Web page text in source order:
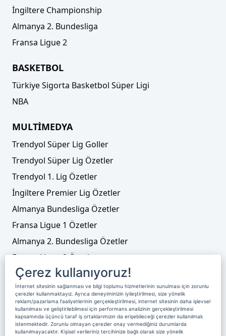
İngiltere Championship
Almanya 2. Bundesliga
Fransa Ligue 2
BASKETBOL
Türkiye Sigorta Basketbol Süper Ligi
NBA
MULTİMEDYA
Trendyol Süper Lig Goller
Trendyol Süper Lig Özetler
Trendyol 1. Lig Özetler
İngiltere Premier Lig Özetler
Almanya Bundesliga Özetler
Fransa Ligue 1 Özetler
Almanya 2. Bundesliga Özetler
Fransa Ligue 2 Özetler
Tenis
Video Liste
Foto Galeriler
Çerez kullanıyoruz!
İnternet sitesinin sağlanması ve bilgi toplumu hizmetlerinin sunulması için zorunlu
çerezler kullanmaktayız. Ayrıca deneyiminizin iyileştirilmesi, size yönelik
reklam/pazarlama faaliyetlerinin gerçekleştirilmesi, internet sitesinin daha işlevsel
kullanılması ve geliştirilebilmesi için performans analizinin gerçekleştirilmesi
kapsamında üçüncü taraf iş ortaklarımızın da erişebileceği çerezler kullanılmak
istenmektedir. Zorunlu olmayan çerezler onay vermediğiniz durumlarda
kullanılmayacaktır. Kişisel verileriniz tercihinize bağlı olarak size yönelik